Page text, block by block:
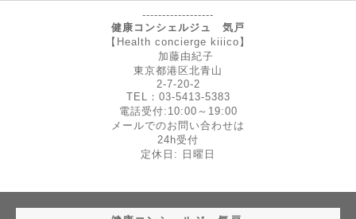
------------------
健康コンシェルジュ 気戸
【Health concierge kiiico】
加藤由紀子
東京都港区北青山
2-7-20-2
TEL：03-5413-5383
電話受付:10:00～19:00
メールでのお問い合わせは
24h受付
定休日: 日曜日